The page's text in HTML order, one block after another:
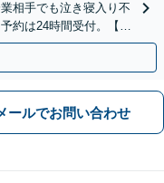
相手でも泣き寝入り不
約は24時間受付。【初
ールでお問い合わせ